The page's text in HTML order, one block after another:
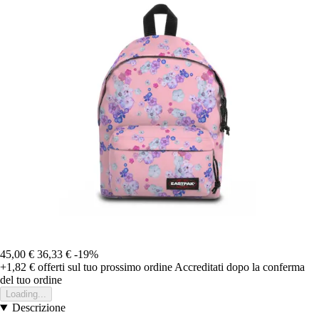
45,00 € 36,33 € -19%
+1,82 € offerti sul tuo prossimo ordine Accreditati dopo la conferma
del tuo ordine
Loading...
Descrizione